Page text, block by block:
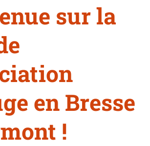
sur la
en Bresse
!